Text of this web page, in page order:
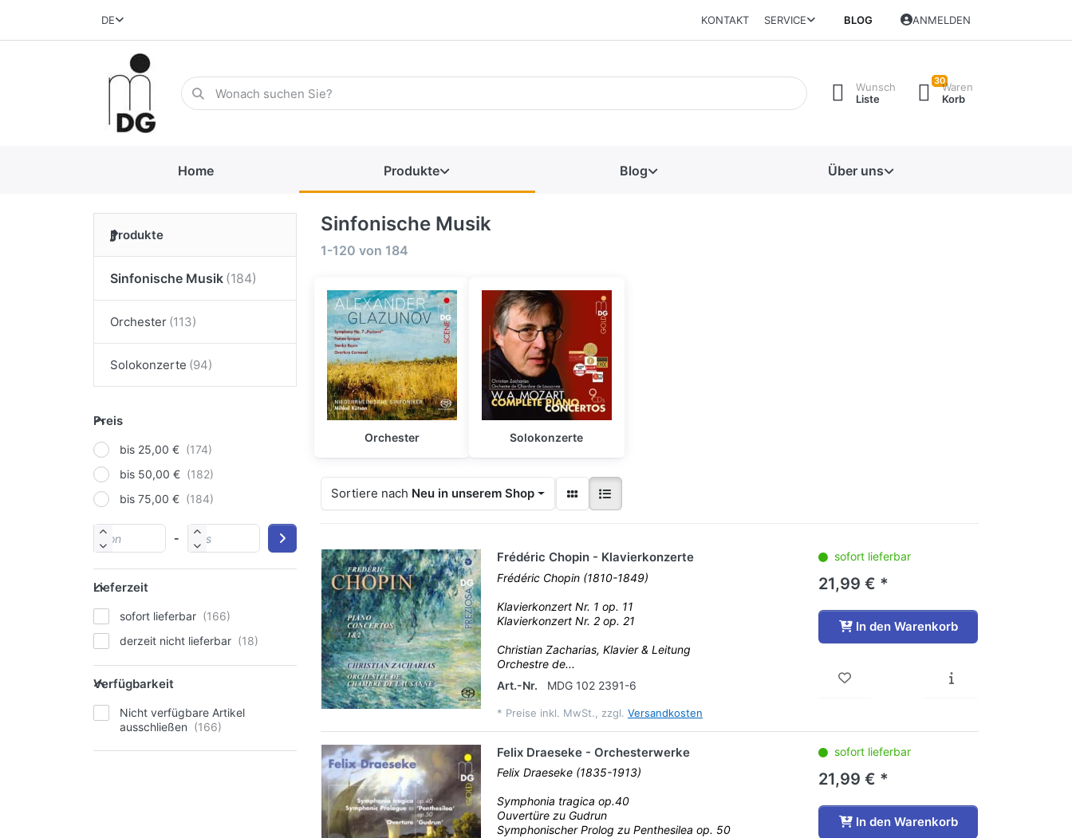
DE KONTAKT SERVICE BLOG ANMELDEN
Wunsch
Liste
30Waren
Korb
Home Produkte Blog Über uns
Produkte
Sinfonische Musik
Orchester
Solokonzerte
Preis
bis 25,00 €
bis 50,00 €
bis 75,00 €
-
Lieferzeit
sofort lieferbar
derzeit nicht lieferbar
Verfügbarkeit
Nicht verfügbare Artikel
ausschließen
Sinfonische Musik
1-120 von 184
Orchester Solokonzerte
Sortiere nach Neu in unserem Shop
Frédéric Chopin - Klavierkonzerte
Frédéric Chopin (1810-1849)
Klavierkonzert Nr. 1 op. 11
Klavierkonzert Nr. 2 op. 21
Christian Zacharias, Klavier & Leitung
Orchestre de...
Art.-Nr.
MDG 102 2391-6
* Preise inkl. MwSt., zzgl. Versandkosten
sofort lieferbar
21,99 € *
In den Warenkorb
Felix Draeseke - Orchesterwerke
Felix Draeseke (1835-1913)
Symphonia tragica op.40
Ouvertüre zu Gudrun
Symphonischer Prolog zu Penthesilea op. 50
sofort lieferbar
21,99 € *
In den Warenkorb